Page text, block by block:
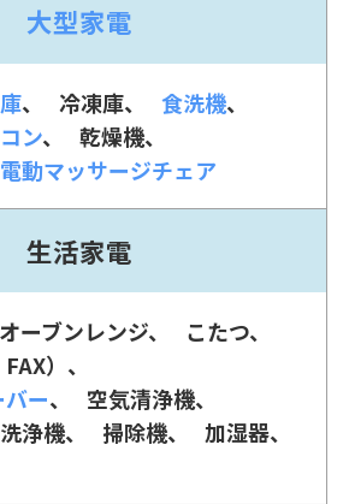
大型家電
冷凍庫
食洗機
ン
乾燥機
電動マッサージチェア
生活家電
オーブンレンジ
こたつ
）
ー
空気清浄機
浄機 掃除機
加湿器